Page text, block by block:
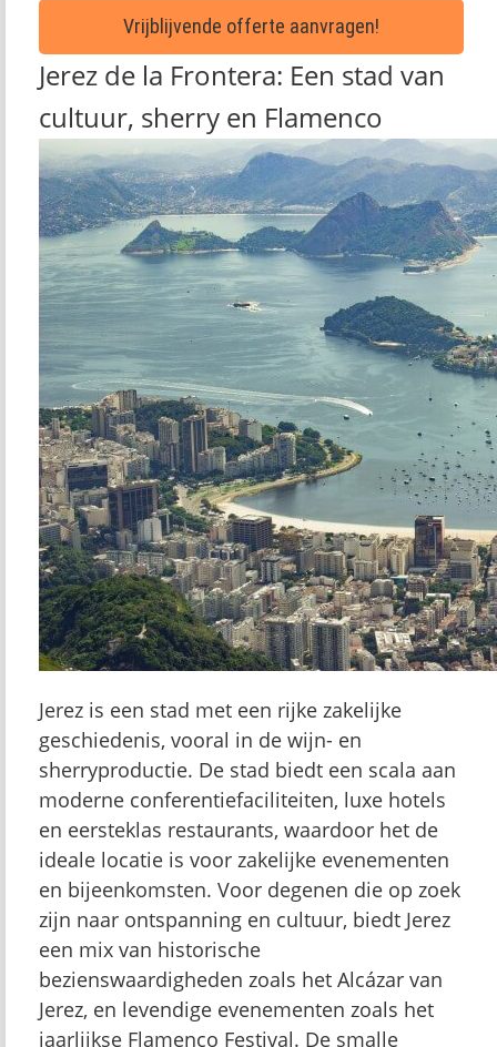
Jerez de la Frontera: Een stad van
cultuur, sherry en Flamenco
Jerez is een stad met een rijke zakelijke
geschiedenis, vooral in de wijn- en
sherryproductie. De stad biedt een scala aan
moderne conferentiefaciliteiten, luxe hotels
en eersteklas restaurants, waardoor het de
ideale locatie is voor zakelijke evenementen
en bijeenkomsten. Voor degenen die op zoek
zijn naar ontspanning en cultuur, biedt Jerez
een mix van historische
bezienswaardigheden zoals het Alcázar van
Jerez, en levendige evenementen zoals het
jaarlijkse Flamenco Festival. De smalle